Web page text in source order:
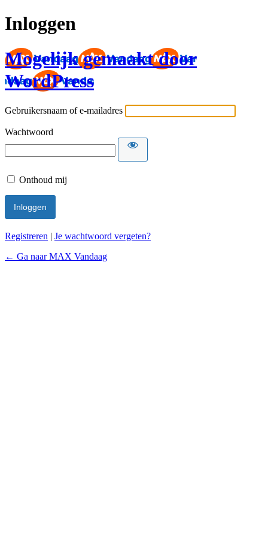
Inloggen
Mogelijk gemaakt door
WordPress
Gebruikersnaam of e-mailadres
Wachtwoord
Onthoud mij
Registreren | Je wachtwoord vergeten?
← Ga naar MAX Vandaag